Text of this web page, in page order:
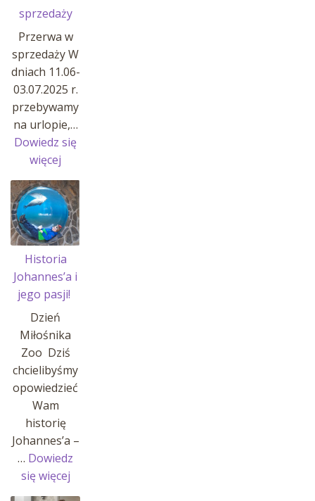
sprzedaży
Przerwa w
sprzedaży W
dniach 11.06-
03.07.2025 r.
przebywamy
na urlopie,…
Dowiedz się
więcej
Przerwa
w
sprzedaży
Historia
Johannes’a i
jego pasji!
Dzień
Miłośnika
Zoo Dziś
chcielibyśmy
opowiedzieć
Wam
historię
Johannes’a –
… Dowiedz
się więcej:
Historia